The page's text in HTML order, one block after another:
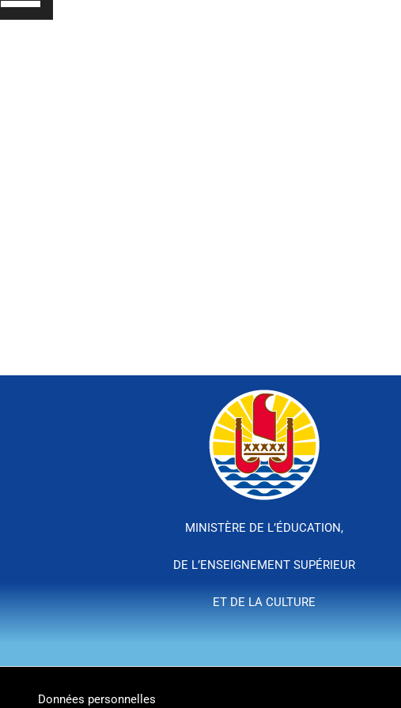
MINISTÈRE DE L’ÉDUCATION,
DE L’ENSEIGNEMENT SUPÉRIEUR
ET DE LA CULTURE
Données personnelles